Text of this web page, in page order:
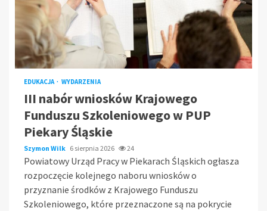
EDUKACJA WYDARZENIA
III nabór wniosków Krajowego
Funduszu Szkoleniowego w PUP
Piekary Śląskie
Szymon Wilk 6 sierpnia 2026 24
Powiatowy Urząd Pracy w Piekarach Śląskich ogłasza
rozpoczęcie kolejnego naboru wniosków o
przyznanie środków z Krajowego Funduszu
Szkoleniowego, które przeznaczone są na pokrycie